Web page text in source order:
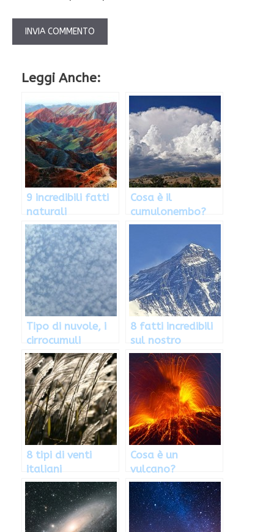
Leggi Anche:
9 incredibili fatti
naturali
Cosa è il
cumulonembo?
Tipo di nuvole, i
cirrocumuli
8 fatti incredibili
sul nostro
pianeta
8 tipi di venti
italiani
Cosa è un
vulcano?